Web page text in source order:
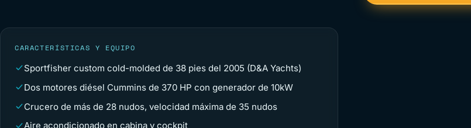
CARACTERÍSTICAS Y EQUIPO
Sportfisher custom cold-molded de 38 pies del 2005 (D&A Yachts)
Dos motores diésel Cummins de 370 HP con generador de 10kW
Crucero de más de 28 nudos, velocidad máxima de 35 nudos
Aire acondicionado en cabina y cockpit